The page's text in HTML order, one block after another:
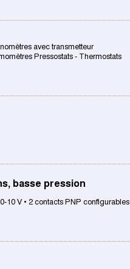
avec transmetteur
Pressostats - Thermostats
basse pression
10 V • 2 contacts PNP configurables